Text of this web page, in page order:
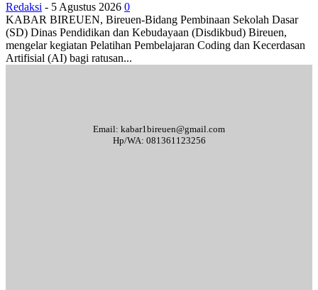
Redaksi - 5 Agustus 2026 0
KABAR BIREUEN, Bireuen-Bidang Pembinaan Sekolah Dasar
(SD) Dinas Pendidikan dan Kebudayaan (Disdikbud) Bireuen,
mengelar kegiatan Pelatihan Pembelajaran Coding dan Kecerdasan
Artifisial (AI) bagi ratusan...
Email: kabar1bireuen@gmail.com
Hp/WA: 081361123256